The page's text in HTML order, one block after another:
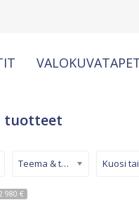
tuotteet
980 €
Teema & tyyli